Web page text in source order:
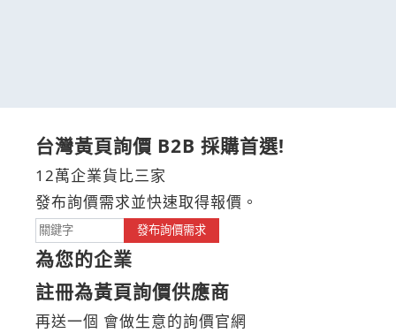
台灣黃頁詢價 B2B 採購首選!
12萬企業貨比三家
發布詢價需求並快速取得報價。
發布詢價需求
為您的企業
註冊為黃頁詢價供應商
再送一個 會做生意的詢價官網